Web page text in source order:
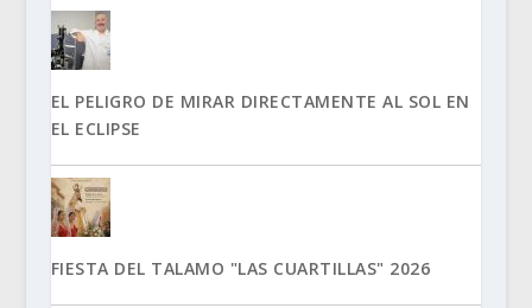
EL PELIGRO DE MIRAR DIRECTAMENTE AL SOL EN
EL ECLIPSE
FIESTA DEL TALAMO "LAS CUARTILLAS" 2026